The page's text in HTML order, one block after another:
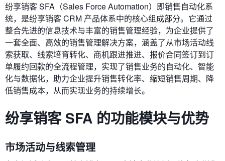
纷享销客 SFA（Sales Force Automation）即销售自动化系
统，是纷享销客 CRM 产品体系中的核心组成部分。它通过
整合先进的信息技术与丰富的销售管理经验，为企业提供了
一套全面、高效的销售管理解决方案，涵盖了从市场活动线
索获取、线索培育转化、商机跟进推进、报价合同签订到订
单履约回款的全流程管理，实现了销售业务的自动化、智能
化与数据化，助力企业提升销售转化率、缩短销售周期、降
低销售成本，从而实现业务的持续增长。
纷享销客 SFA 的功能模块与优势
市场活动与线索管理